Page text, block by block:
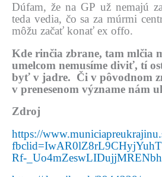
Dúfam, že na GP už nemajú
teda vedia, čo sa za múrmi
môžu začať konať ex offo.
Kde rinčia zbrane, tam mlčia
umelcom nemusíme diviť, tí
byť v jadre. Či v pôvodnom
v prenesenom význame nám
Zdroj
https://
Rf-